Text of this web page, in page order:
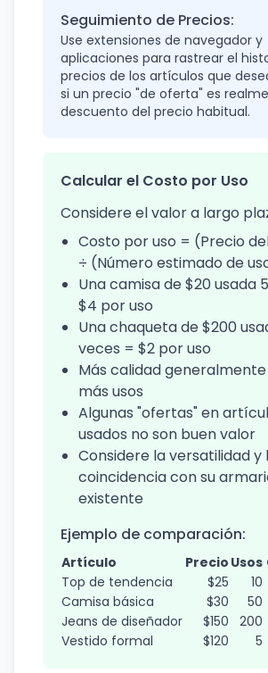
Seguimiento de Precios:
Use extensiones de navegador y
aplicaciones para rastrear el
precios de los artículos que
si un precio "de oferta" es
descuento del precio habitual.
Calcular el Costo por Uso
Considere el valor a largo
Costo por uso = (Precio
÷ (Número estimado de
Una camisa de $20 usada
$4 por uso
Una chaqueta de $200
veces = $2 por uso
Más calidad
más usos
Algunas "ofertas" en
usados no son buen valor
Considere la versatilidad y
coincidencia con su
existente
Ejemplo de comparación:
Artículo Precio Usos
Top de tendencia
$25 10
Camisa básica
$30 50
Jeans de diseñador
$150 200
Vestido formal
$120 5